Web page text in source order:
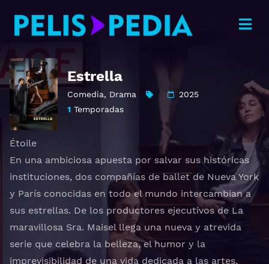
Estrella
Comedia, Drama
2025
1 Temporadas
Étoile
En una ambiciosa apuesta por salvar sus históricas
instituciones, dos compañías de ballet de Nueva York
y París conocidas en todo el mundo intercambian a
sus estrellas. De los productores ejecutivos de La
maravillosa Sra. Maisel llega una nueva y atrevida
serie que celebra la belleza, el humor y la
imprevisibilidad de una vida dedicada a las artes,